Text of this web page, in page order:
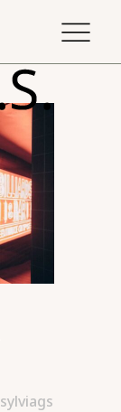
sylviags